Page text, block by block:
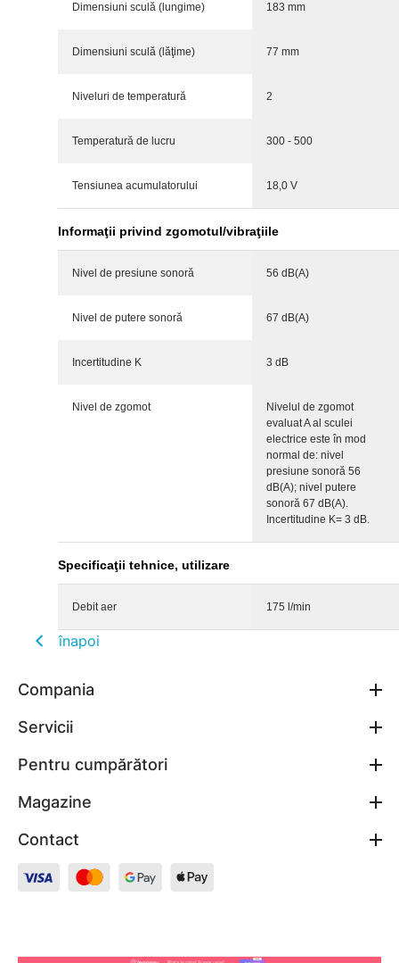
Dimensiuni sculă (lungime) 183 mm
Dimensiuni sculă (lăţime) 77 mm
Niveluri de temperatură 2
Temperatură de lucru 300 - 500
Tensiunea acumulatorului 18,0 V
Informaţii privind zgomotul/vibraţiile
Nivel de presiune sonoră 56 dB(A)
Nivel de putere sonoră 67 dB(A)
Incertitudine K 3 dB
Nivel de zgomot
Nivelul de zgomot
evaluat A al sculei
electrice este în mod
normal de: nivel
presiune sonoră 56
dB(A); nivel putere
sonoră 67 dB(A).
Incertitudine K= 3 dB.
Specificaţii tehnice, utilizare
Debit aer 175 l/min
înapoi
Compania
Servicii
Pentru cumpărători
Magazine
Contact